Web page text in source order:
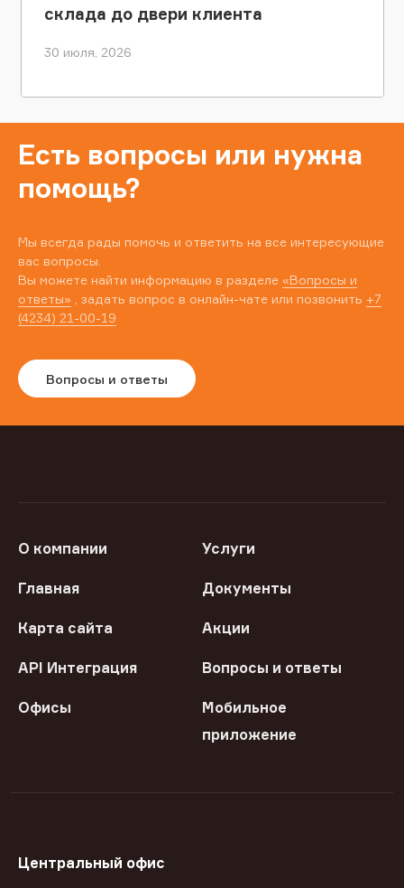
склада до двери клиента
30 июля, 2026
Есть вопросы или нужна
помощь?
Мы всегда рады помочь и ответить на все интересующие
вас вопросы.
Вы можете найти информацию в разделе «Вопросы и
ответы» , задать вопрос в онлайн-чате или позвонить +7
(4234) 21-00-19
Вопросы и ответы
О компании Услуги
Главная Документы
Карта сайта Акции
API Интеграция Вопросы и ответы
Офисы
Мобильное
приложение
Центральный офис